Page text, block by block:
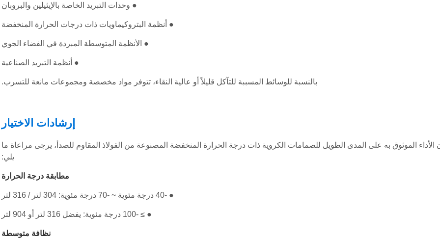
● وحدات التبريد الخاصة بالإيثيلين والبروبان
● أنظمة البتروكيماويات ذات درجات الحرارة المنخفضة
● الأنظمة المتوسطة المبردة في الفضاء الجوي
● أنظمة التبريد الصناعية
بالنسبة للوسائط المسببة للتآكل قليلاً أو عالية النقاء، تتوفر مواد مخصصة ومجموعات مانعة للتسرب.
إرشادات الاختيار
الأداء الموثوق به على المدى الطويل للصمامات الكروية ذات درجة الحرارة المنخفضة المصنوعة من الفولاذ المقاوم للصدأ، يرجى مراعاة ما
يلي:
مطابقة درجة الحرارة
● -40 درجة مئوية ~ -70 درجة مئوية: 304 لتر / 316 لتر
● ≥ -100 درجة مئوية: يفضل 316 لتر أو 904 لتر
نظافة متوسطة